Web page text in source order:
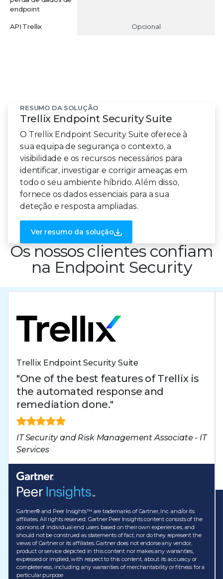
endpoint
API Trellix Opcional
RESUMO DA SOLUÇÃO
Trellix Endpoint Security Suite
O Trellix Endpoint Security Suite oferece à
sua equipa de segurança o contexto, a
visibilidade e os recursos necessários para
identificar, investigar e corrigir ameaças em
todo o seu ambiente híbrido. Além disso,
fornece os dados essenciais para a sua
deteção e resposta ampliadas.
Ver resumo da solução
Os nossos clientes confiam
na Endpoint Security
Trellix Endpoint Security Suite
"One of the best features of Trellix is
the automated response and
remediation done."
IT Security and Risk Management Associate - IT
Services
Gartner® and Peer Insights™ are trademarks of Gartner, Inc. and/or its
affiliates. All rights reserved. Gartner Peer Insights content consists of the
opinions of individual end users based on their own experiences, and
should not be construed as statements of fact, nor do they represent the
views of Gartner or its affiliates. Gartner does not endorse any vendor,
product or service depicted in this content nor makes any warranties,
expressed or implied, with respect to this content, about its accuracy or
completeness, including any warranties of merchantability or fitness for a
particular purpose